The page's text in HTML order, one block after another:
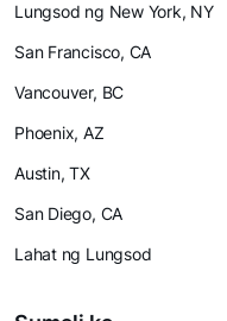
Lungsod ng New York, NY
San Francisco, CA
Vancouver, BC
Phoenix, AZ
Austin, TX
San Diego, CA
Lahat ng Lungsod